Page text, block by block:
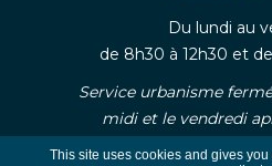
Du lundi au
de 8h30 à 12h30 et
Service urbanisme
midi et le vendredi
This site uses cookies and gives